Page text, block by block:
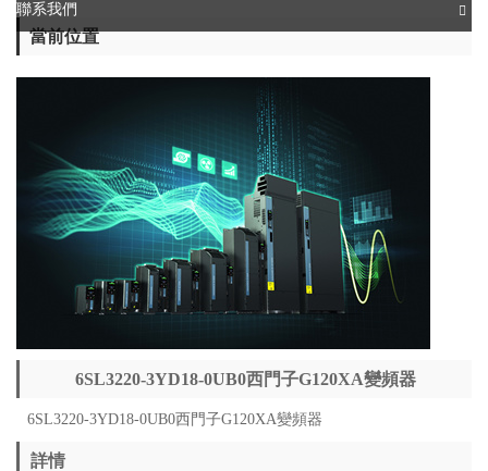
聯系我們
當前位置
6SL3220-3YD18-0UB0西門子G120XA變頻器
6SL3220-3YD18-0UB0西門子G120XA變頻器
詳情